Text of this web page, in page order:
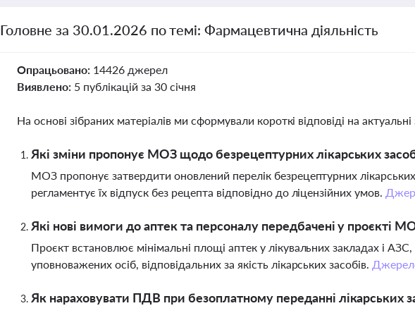
Головне за 30.01.2026 по темі: Фармацевтична діяльність
Опрацьовано: 14426 джерел
Виявлено: 5 публікацій за 30 січня
На основі зібраних матеріалів ми сформували короткі відповіді на
Які зміни пропонує МОЗ щодо безрецептурних лікарських
МОЗ пропонує затвердити оновлений перелік безрецептурних лікарських
регламентує їх відпуск без рецепта відповідно до ліцензійних умов.
Які нові вимоги до аптек та персоналу передбачені у проєкті
Проєкт встановлює мінімальні площі аптек у лікувальних закладах і
уповноважених осіб, відповідальних за якість лікарських засобів.
Як нараховувати ПДВ при безоплатному переданні лікарських